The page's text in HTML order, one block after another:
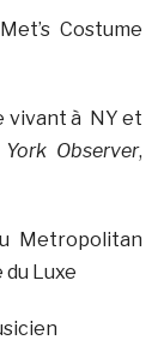
Costume
vivant à NY et
Observer,
Metropolitan
Luxe